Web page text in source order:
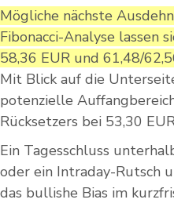
Mögliche nächste
Fibonacci-Analyse lassen
58,36 EUR und 61,48/
Mit Blick auf die
potenzielle
Rücksetzers bei 53,30
Ein Tagesschluss
oder ein Intraday-Rutsch
das bullishe Bias im